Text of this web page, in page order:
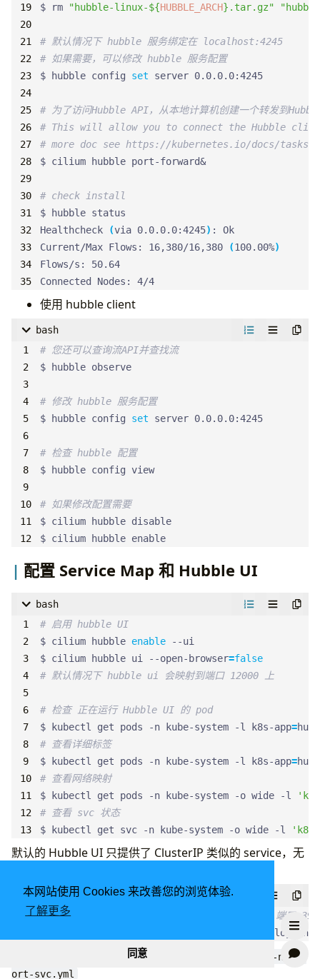
本网站使用 Cookies 来改善您的浏览体验.
了解更多
同意
$ rm
"hubble-linux-${HUBBLE_ARCH} .tar.gz"
# 默认情况下 hubble 服务绑定在 localhost:4245
# 如果需要，可以修改 hubble 服务配置
$ hubble config set
# 为了访问Hubble API，从本地计算机创建一个转发到
# This will allow you to connect the Hubble
# more doc see https://kubernetes.io/docs/
$ cilium hubble port-forward&
# check install
Healthcheck
(via 0.0.0.0:4245)
Current/Max Flows: 16,380/16,380
(100.00%)
Connected Nodes: 4/4
使用 hubble client
bash
# 您还可以查询流API并查找流
# 修改 hubble 服务配置
$ hubble config set
# 检查 hubble 配置
# 如果修改配置需要
$ cilium hubble enable
配置 Service Map 和 Hubble UI
bash
# 启用 hubble UI
$ cilium hubble enable
$ cilium hubble ui --open-browser=false
# 默认情况下 hubble ui 会映射到端口 12000 上
# 检查 正在运行 Hubble UI 的 pod
$ kubectl get pods -n kube-system -l k8s-app=
# 查看详细标签
$ kubectl get pods -n kube-system -l k8s-app=
# 查看网络映射
$ kubectl get pods -n kube-system -o wide -l
# 查看 svc 状态
$ kubectl get svc -n kube-system -o wide -l
默认的 Hubble UI 只提供了 ClusterIP 类似的 service，无
bash
# 例如暴露 Hubble UI 前端 到 192.168.50.56 端口
$ kubectl port-forward -n kube-system
NodePort 类型的 service
hubble-ui-nodep
ort-svc.yml